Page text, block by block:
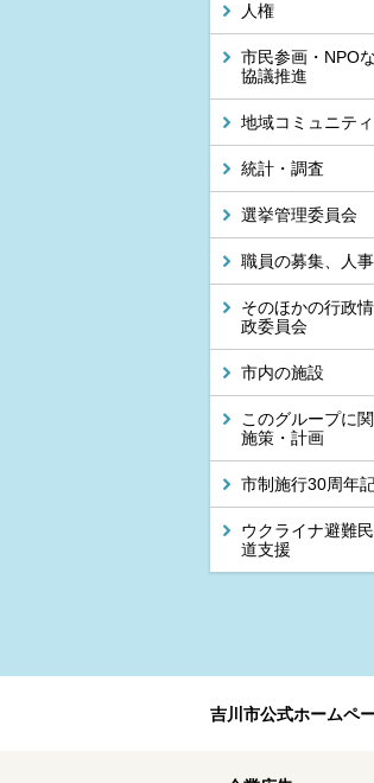
人権
市民参画・NPO
協議推進
地域コミュニティ
統計・調査
選挙管理委員会
職員の募集、人
そのほかの行政
政委員会
市内の施設
このグループに
施策・計画
市制施行30周年
ウクライナ避難
道支援
吉川市公式ホームペ